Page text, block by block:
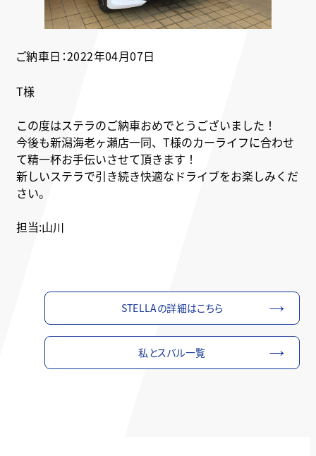
ご納車日：2022年04月07日
T様
この度はステラのご納車おめでとうございました！
今後も新潟海老ヶ瀬店一同、T様のカーライフに合わせ
て精一杯お手伝いさせて頂きます！
新しいステラで引き続き快適なドライブをお楽しみくだ
さい。
担当:山川
STELLAの詳細はこちら
私とスバル一覧